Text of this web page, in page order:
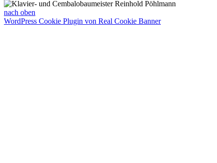
nach oben
WordPress Cookie Plugin von Real Cookie Banner